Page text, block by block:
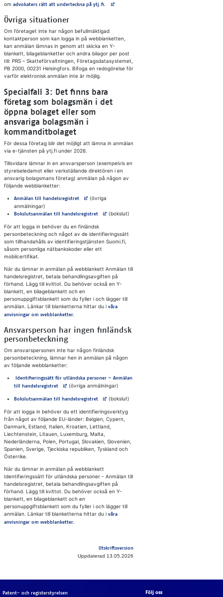
om advokaters rätt att underteckna på ytj.fi. Avautuu uuteen välilehteen
Övriga situationer
Om företaget inte har någon befullmäktigad
kontaktperson som kan logga in på webblanketten,
kan anmälan lämnas in genom att skicka en Y-
blankett, bilageblanketter och andra bilagor per post
till: PRS – Skatteförvaltningen, Företagsdatasystemet,
PB 2000, 00231 Helsingfors. Bifoga en redogörelse för
varför elektronisk anmälan inte är möjlig.
Specialfall 3: Det finns bara
företag som bolagsmän i det
öppna bolaget eller som
ansvariga bolagsmän i
kommanditbolaget
För dessa företag blir det möjligt att lämna in anmälan
via e-tjänsten på ytj.fi under 2026.
Tillsvidare lämnar in en ansvarsperson (exempelvis en
styrelseledamot eller verkställande direktören i en
ansvarig bolagsmans företag) anmälan på någon av
följande webblanketter:
Anmälan till handelsregistretAvautuu uuteen välilehteen
(övriga
anmälningar)
Bokslutsanmälan till handelsregistretAvautuu uuteen välilehteen
(bokslut)
För att logga in behöver du en finländsk
personbeteckning och något av de identifieringssätt
som tillhandahålls av identifieringstjänsten Suomi.fi,
såsom personliga nätbankskoder eller ett
mobilcertifikat.
När du lämnar in anmälan på webblankett Anmälan till
handelsregistret, betala behandlingsavgiften på
förhand. Lägg till kvittot. Du behöver också en Y-
blankett, en bilageblankett och en
personuppgiftsblankett som du fyller i och lägger till
anmälan. Länkar till blanketterna hittar du i våra
anvisningar om webblanketter.
Ansvarsperson har ingen finländsk
personbeteckning
Om ansvarspersonen inte har någon finländsk
personbeteckning, lämnar hen in anmälan på någon
av följande webblanketter:
Identifieringssätt för utländska personer – Anmälan
till handelsregistretAvautuu uuteen välilehteen
(övriga anmälningar)
Bokslutsanmälan till handelsregistretAvautuu uuteen välilehteen
(bokslut)
För att logga in behöver du ett identifieringsverktyg
från något av följande EU-länder: Belgien, Cypern,
Danmark, Estland, Italien, Kroatien, Lettland,
Liechtenstein, Litauen, Luxemburg, Malta,
Nederländerna, Polen, Portugal, Slovakien, Slovenien,
Spanien, Sverige, Tjeckiska republiken, Tyskland och
Österrike.
När du lämnar in anmälan på webblankett
Identifieringssätt för utländska personer - Anmälan till
handelsregistret, betala behandlingsavgiften på
förhand. Lägg till kvittot. Du behöver också en Y-
blankett, en bilageblankett och en
personuppgiftsblankett som du fyller i och lägger till
anmälan. Länkar till blanketterna hittar du i våra
anvisningar om webblanketter.
Utskriftsversion
Uppdaterad 13.05.2026
Patent- och registerstyrelsen Följ oss